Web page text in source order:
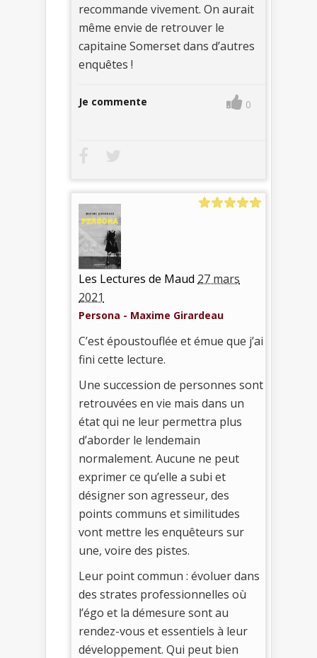
recommande vivement. On aurait
même envie de retrouver le
capitaine Somerset dans d’autres
enquêtes !
Je commente 0
Les Lectures de Maud 27 mars
2021
Persona - Maxime Girardeau
C’est époustouflée et émue que j’ai
fini cette lecture.
Une succession de personnes sont
retrouvées en vie mais dans un
état qui ne leur permettra plus
d’aborder le lendemain
normalement. Aucune ne peut
exprimer ce qu’elle a subi et
désigner son agresseur, des
points communs et similitudes
vont mettre les enquêteurs sur
une, voire des pistes.
Leur point commun : évoluer dans
des strates professionnelles où
l’égo et la démesure sont au
rendez-vous et essentiels à leur
développement. Qui peut bien